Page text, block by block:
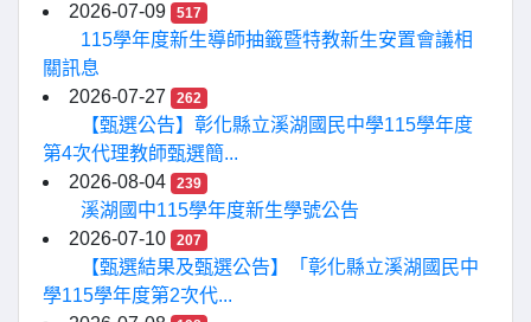
2026-07-09
517
115學年度新生導師抽籤暨特教新生安置會議相
關訊息
2026-07-27
262
【甄選公告】彰化縣立溪湖國民中學115學年度
第4次代理教師甄選簡...
2026-08-04
239
溪湖國中115學年度新生學號公告
2026-07-10
207
【甄選結果及甄選公告】「彰化縣立溪湖國民中
學115學年度第2次代...